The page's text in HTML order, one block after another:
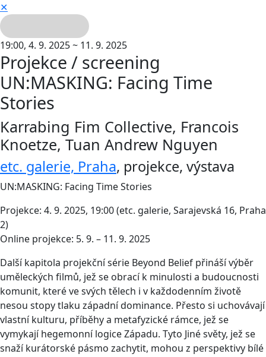
✕
19:00, 4. 9. 2025 ~ 11. 9. 2025
Projekce / screening
UN:MASKING: Facing Time
Stories
Karrabing Fim Collective, Francois
Knoetze, Tuan Andrew Nguyen
etc. galerie, Praha, projekce, výstava
UN:MASKING: Facing Time Stories
Projekce: 4. 9. 2025, 19:00 (etc. galerie, Sarajevská 16, Praha
2)
Online projekce: 5. 9. – 11. 9. 2025
Další kapitola projekční série Beyond Belief přináší výběr
uměleckých filmů, jež se obrací k minulosti a budoucnosti
komunit, které ve svých tělech i v každodenním životě
nesou stopy tlaku západní dominance. Přesto si uchovávají
vlastní kulturu, příběhy a metafyzické rámce, jež se
vymykají hegemonní logice Západu. Tyto Jiné světy, jež se
snaží kurátorské pásmo zachytit, mohou z perspektivy bílé